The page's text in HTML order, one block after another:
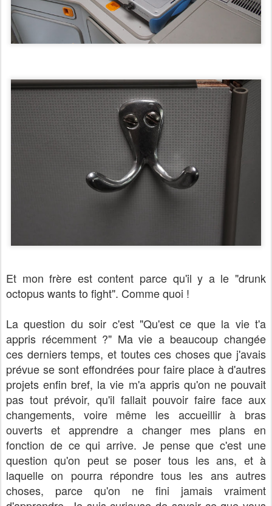
Et mon frère est content parce qu'il y a le "drunk
octopus wants to fight". Comme quoi !
La question du soir c'est "Qu'est ce que la vie t'a
appris récemment?" Ma vie a beaucoup changée
ces derniers temps, et toutes ces choses que j'avais
prévue se sont effondrées pour faire place à d'autres
projets enfin bref, la vie m'a appris qu'on ne pouvait
pas tout prévoir, qu'il fallait pouvoir faire face aux
changements, voire même les accueillir à bras
ouverts et apprendre a changer mes plans en
fonction de ce qui arrive. Je pense que c'est une
question qu'on peut se poser tous les ans, et à
laquelle on pourra répondre tous les ans autres
choses, parce qu'on ne fini jamais vraiment